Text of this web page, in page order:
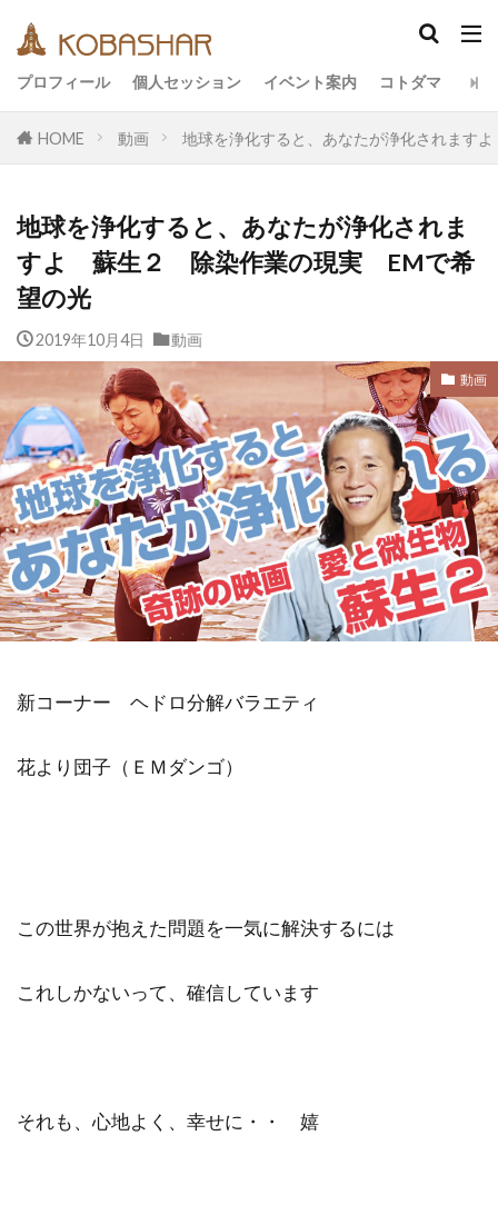
プロフィール 個人セッション イベント案内 コトダマ
HOME 動画 地球を浄化すると、あなたが浄化されま
地球を浄化すると、あなたが浄化されま
すよ 蘇生２ 除染作業の現実 EMで希
望の光
2019年10月4日 動画
動画
新コーナー ヘドロ分解バラエティ
花より団子（ＥＭダンゴ）
この世界が抱えた問題を一気に解決するには
これしかないって、確信しています
それも、心地よく、幸せに・・ 嬉
カテゴリー
アーティスト
イベント イヤシロチ
エコ
オフグリッド
キールタン
デトックス
バシャール・宇宙の法則
ヨガ
リトリート
健康
動画 友人 合宿
名古屋
地底人
子供 宇宙人
岐阜
引き寄せの法則
愛 断食 旅
沖縄
満月
石川県 祓い 覚醒の学校
農業
金沢市
鎮魂 非二元
検索